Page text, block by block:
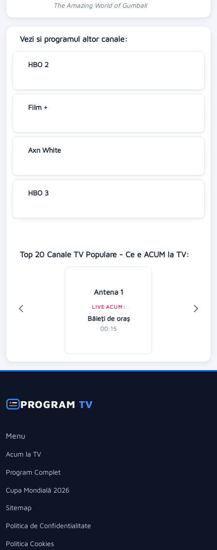
The Amazing World of Gumball
Vezi si programul altor canale:
HBO 2
Film +
Axn White
HBO 3
Top 20 Canale TV Populare - Ce e ACUM la TV:
Antena 1
LIVE ACUM:
Băieţi de oraş
00:15
PROGRAMTV
Menu
Acum la TV
Program Complet
Cupa Mondială 2026
Sitemap
Politica de Confidentialitate
Politica Cookies